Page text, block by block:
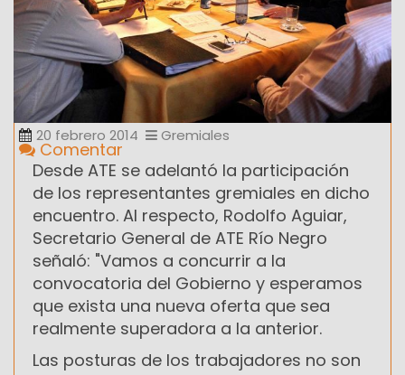
20 febrero 2014 Gremiales
Comentar
Desde ATE se adelantó la participación
de los representantes gremiales en dicho
encuentro. Al respecto, Rodolfo Aguiar,
Secretario General de ATE Río Negro
señaló: "Vamos a concurrir a la
convocatoria del Gobierno y esperamos
que exista una nueva oferta que sea
realmente superadora a la anterior.
Las posturas de los trabajadores no son